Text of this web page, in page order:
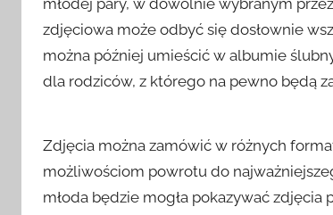
młodej pary, w dowolnie wybranym
zdjęciowa może odbyć się dosłownie
można później umieścić w albumie
dla rodziców, z którego na pewno będą
Zdjęcia można zamówić w różnych
możliwościom powrotu do
młoda będzie mogła pokazywać